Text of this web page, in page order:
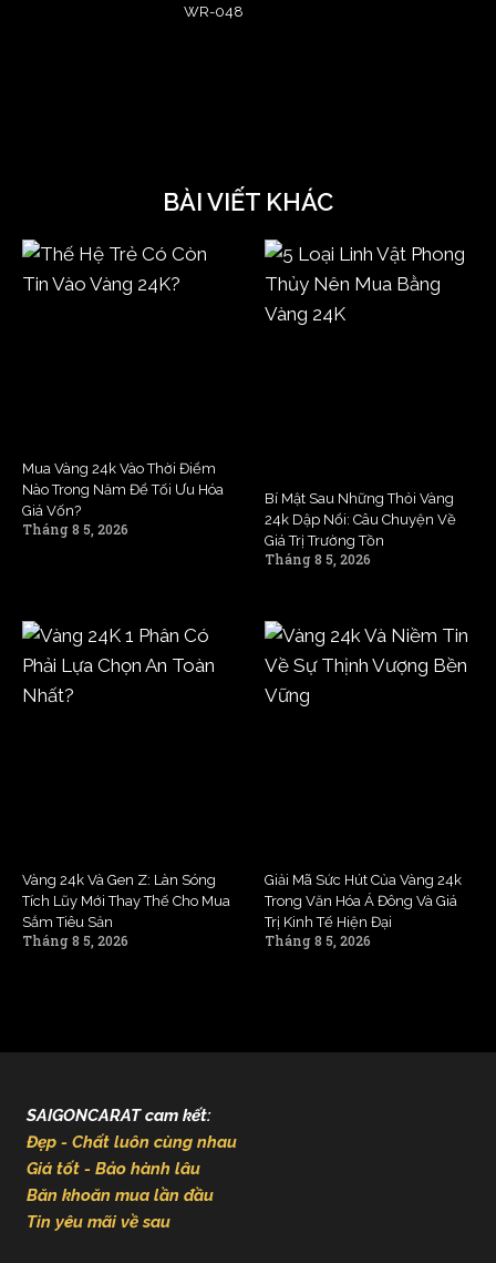
WR-048
BÀI VIẾT KHÁC
Mua Vàng 24k Vào Thời Điểm
Nào Trong Năm Để Tối Ưu Hóa
Giá Vốn?
Tháng 8 5, 2026
Bí Mật Sau Những Thỏi Vàng
24k Dập Nổi: Câu Chuyện Về
Giá Trị Trường Tồn
Tháng 8 5, 2026
Vàng 24k Và Gen Z: Làn Sóng
Tích Lũy Mới Thay Thế Cho Mua
Sắm Tiêu Sản
Tháng 8 5, 2026
Giải Mã Sức Hút Của Vàng 24k
Trong Văn Hóa Á Đông Và Giá
Trị Kinh Tế Hiện Đại
Tháng 8 5, 2026
SAIGONCARAT cam kết:
Đẹp - Chất luôn cùng nhau
Giá tốt - Bảo hành lâu
Băn khoăn mua lần đầu
Tin yêu mãi về sau